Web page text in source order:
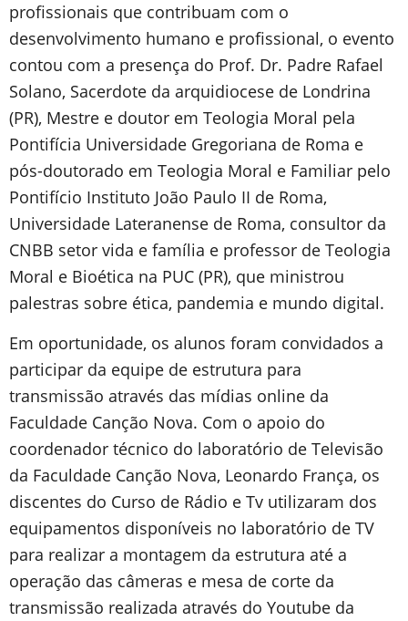
profissionais que contribuam com o
desenvolvimento humano e profissional, o evento
contou com a presença do Prof. Dr. Padre Rafael
Solano, Sacerdote da arquidiocese de Londrina
(PR), Mestre e doutor em Teologia Moral pela
Pontifícia Universidade Gregoriana de Roma e
pós-doutorado em Teologia Moral e Familiar pelo
Pontifício Instituto João Paulo II de Roma,
Universidade Lateranense de Roma, consultor da
CNBB setor vida e família e professor de Teologia
Moral e Bioética na PUC (PR), que ministrou
palestras sobre ética, pandemia e mundo digital.
Em oportunidade, os alunos foram convidados a
participar da equipe de estrutura para
transmissão através das mídias online da
Faculdade Canção Nova. Com o apoio do
coordenador técnico do laboratório de Televisão
da Faculdade Canção Nova, Leonardo França, os
discentes do Curso de Rádio e Tv utilizaram dos
equipamentos disponíveis no laboratório de TV
para realizar a montagem da estrutura até a
operação das câmeras e mesa de corte da
transmissão realizada através do Youtube da